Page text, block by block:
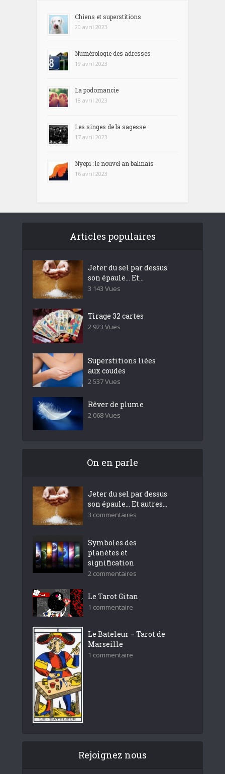
Chiens et superstitions
20 avril 2023
Numérologie des adresses
19 avril 2023
La podomancie
18 avril 2023
Les singes de la sagesse
17 avril 2023
Nyepi : le nouvel an balinais
16 avril 2023
Articles populaires
Jeter du sel par dessus
son épaule… Et...
3 143 Vues
Tirage 32 cartes
2 923 Vues
Superstitions liées
aux coudes
2 537 Vues
Rêver de plume
2 068 Vues
On en parle
Jeter du sel par dessus
son épaule… Et autres...
3 commentaires
Symboles des
planètes et
signification
2 commentaires
Le Tarot Gitan
1 commentaire
Le Bateleur – Tarot de
Marseille
1 commentaire
Rejoignez nous